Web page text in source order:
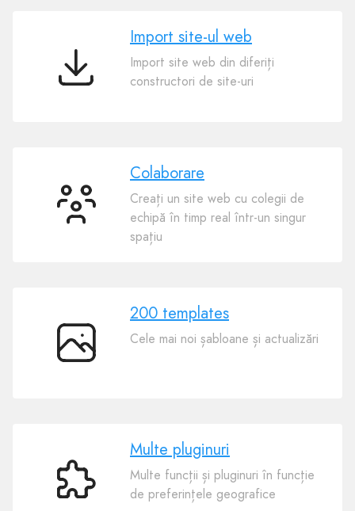
Import
Import site-ul web
Import site web din diferiți
constructori de site-uri
Colaborare
Colaborare
Creați un site web cu colegii de
echipă în timp real într-un singur
spațiu
200
200 templates
Cele mai noi șabloane și actualizări
Multe
Multe pluginuri
Multe funcții și pluginuri în funcție
de preferințele geografice